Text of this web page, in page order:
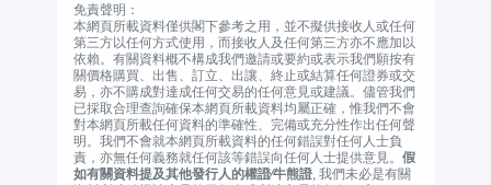
免責聲明：
本網頁所載資料僅供閣下參考之用，並不擬供接收人或任何
第三方以任何方式使用，而接收人及任何第三方亦不應加以
依賴。有關資料概不構成我們邀請或要約或表示我們願按有
關價格購買、出售、訂立、出讓、終止或結算任何證券或交
易，亦不購成對達成任何交易的任何意見或建議。儘管我們
已採取合理查詢確保本網頁所載資料均屬正確，惟我們不會
對本網頁所載任何資料的準確性、完備或充分性作出任何聲
明。我們不會就本網頁所載資料的任何錯誤對任何人士負
責，亦無任何義務就任何該等錯誤向任何人士提供意見。 假
如有關資料提及其他發行人的權證∕牛熊證, 我們未必是有關